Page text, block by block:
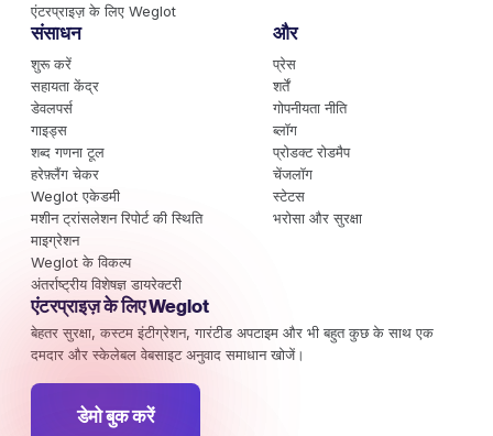
एंटरप्राइज़ के लिए Weglot
संसाधन
शुरू करें
सहायता केंद्र
डेवलपर्स
गाइड्स
शब्द गणना टूल
हरेफ़्लैंग चेकर
Weglot एकेडमी
मशीन ट्रांसलेशन रिपोर्ट की स्थिति
माइग्रेशन
Weglot के विकल्प
अंतर्राष्ट्रीय विशेषज्ञ डायरेक्टरी
और
प्रेस
शर्तें
गोपनीयता नीति
ब्लॉग
प्रोडक्ट रोडमैप
चेंजलॉग
स्टेटस
भरोसा और सुरक्षा
एंटरप्राइज़ के लिए Weglot
बेहतर सुरक्षा, कस्टम इंटीग्रेशन, गारंटीड अपटाइम और भी बहुत कुछ के साथ एक
दमदार और स्केलेबल वेबसाइट अनुवाद समाधान खोजें।
डेमो बुक करें